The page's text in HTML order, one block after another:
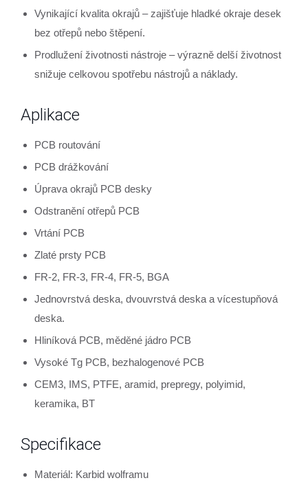
Vynikající kvalita okrajů – zajišťuje hladké okraje desek
bez otřepů nebo štěpení.
Prodlužení životnosti nástroje – výrazně delší životnost
snižuje celkovou spotřebu nástrojů a náklady.
Aplikace
PCB routování
PCB drážkování
Úprava okrajů PCB desky
Odstranění otřepů PCB
Vrtání PCB
Zlaté prsty PCB
FR-2, FR-3, FR-4, FR-5, BGA
Jednovrstvá deska, dvouvrstvá deska a vícestupňová
deska.
Hliníková PCB, měděné jádro PCB
Vysoké Tg PCB, bezhalogenové PCB
CEM3, IMS, PTFE, aramid, prepregy, polyimid,
keramika, BT
Specifikace
Materiál: Karbid wolframu